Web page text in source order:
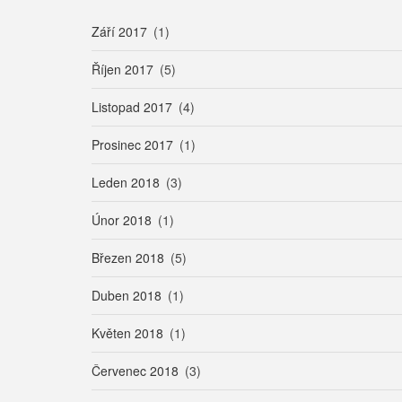
Září 2017 (1)
Říjen 2017 (5)
Listopad 2017 (4)
Prosinec 2017 (1)
Leden 2018 (3)
Únor 2018 (1)
Březen 2018 (5)
Duben 2018 (1)
Květen 2018 (1)
Červenec 2018 (3)